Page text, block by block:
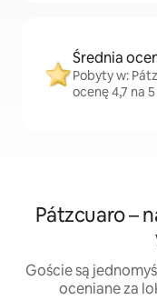
Średnia
Pobyty w:
ocenę 4,7 na 5
Pátzcuaro –
Goście są
oceniane za